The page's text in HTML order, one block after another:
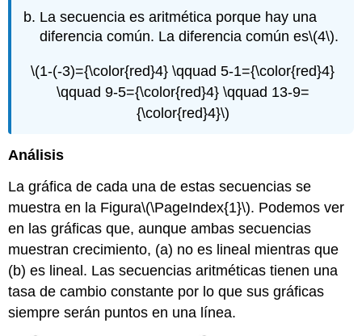
La secuencia es aritmética porque hay una
diferencia común. La diferencia común es\(4\).
\(1-(-3)={\color{red}4} \qquad 5-1={\color{red}4}
\qquad 9-5={\color{red}4} \qquad 13-9=
{\color{red}4}\)
Análisis
La gráfica de cada una de estas secuencias se
muestra en la Figura\(\PageIndex{1}\). Podemos ver
en las gráficas que, aunque ambas secuencias
muestran crecimiento, (a) no es lineal mientras que
(b) es lineal. Las secuencias aritméticas tienen una
tasa de cambio constante por lo que sus gráficas
siempre serán puntos en una línea.